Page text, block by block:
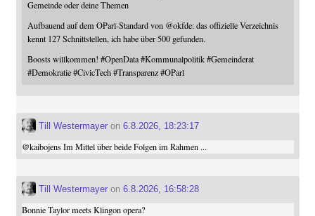
Gemeinde oder deine Themen
Aufbauend auf dem OParl-Standard von @okfde: das offizielle Verzeichnis
kennt 127 Schnittstellen, ich habe über 500 gefunden.
Boosts willkommen! #OpenData #Kommunalpolitik #Gemeinderat
#Demokratie #CivicTech #Transparenz #OParl
Till Westermayeron 6.8.2026, 18:23:17
@kaibojensIm Mittel über beide Folgen im Rahmen ...
Till Westermayeron 6.8.2026, 16:58:28
Bonnie Taylor meets Klingon opera?